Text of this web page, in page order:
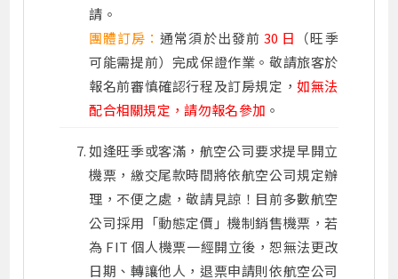
請 。
團體訂房：通常須於出發前 30 日
（旺季
可能需提前）完成保證作業。敬請旅客於
報名前審慎確認行程及訂房規定，如無法
配合相關規定，請勿報名參加 。
如逢旺季或客滿，航空公司要求提早開立
機票，繳交尾款時間將依航空公司規定辦
理，不便之處，敬請見諒！目前多數航空
公司採用「動態定價」機制銷售機票，若
為 FIT 個人機票一經開立後，恕無法更改
日期、轉讓他人，退票申請則依航空公司